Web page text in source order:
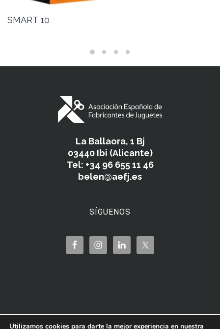
SMART 10
La Ballaora, 1 Bj
03440 Ibi (Alicante)
Tel: +34 96 655 11 46
belen@aefj.es
SÍGUENOS
Utilizamos cookies para darte la mejor experiencia en nuestra